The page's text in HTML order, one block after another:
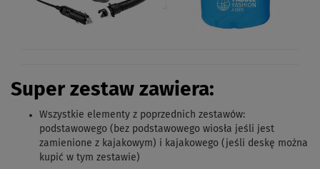
Super zestaw zawiera:
Wszystkie elementy z poprzednich zestawów:
podstawowego (bez podstawowego wiosła jeśli jest
zamienione z kajakowym) i kajakowego (jeśli deskę można
kupić w tym zestawie)